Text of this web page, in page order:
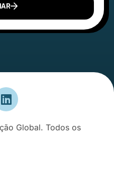
Global. Todos os